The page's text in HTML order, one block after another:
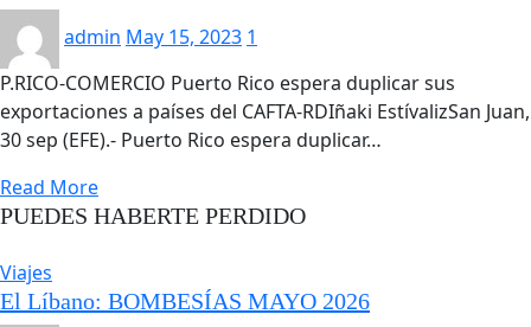
admin May 15, 2023 1
P.RICO-COMERCIO Puerto Rico espera duplicar sus
exportaciones a países del CAFTA-RDIñaki EstívalizSan Juan,
30 sep (EFE).- Puerto Rico espera duplicar…
Read More
PUEDES HABERTE PERDIDO
Viajes
El Líbano: BOMBESÍAS MAYO 2026